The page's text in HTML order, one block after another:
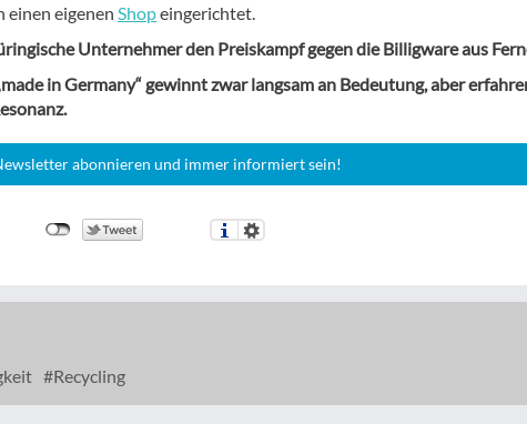
einen eigenen Shopeingerichtet.
Unternehmer den Preiskampf gegen die Billigware aus
in Germany“ gewinnt zwar langsam an Bedeutung, aber
abonnieren und immer informiert sein!
Recycling